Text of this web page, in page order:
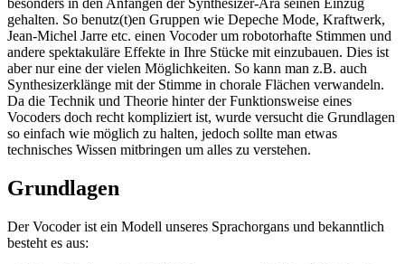
gehalten. So benutz(t)en Gruppen wie Depeche Mode, Kraftwerk,
Jean-Michel Jarre etc. einen Vocoder um robotorhafte Stimmen und
andere spektakuläre Effekte in Ihre Stücke mit einzubauen. Dies ist
aber nur eine der vielen Möglichkeiten. So kann man z.B. auch
Synthesizerklänge mit der Stimme in chorale Flächen verwandeln.
Da die Technik und Theorie hinter der Funktionsweise eines
Vocoders doch recht kompliziert ist, wurde versucht die Grundlagen
so einfach wie möglich zu halten, jedoch sollte man etwas
technisches Wissen mitbringen um alles zu verstehen.
Grundlagen
Der Vocoder ist ein Modell unseres Sprachorgans und bekanntlich
besteht es aus: